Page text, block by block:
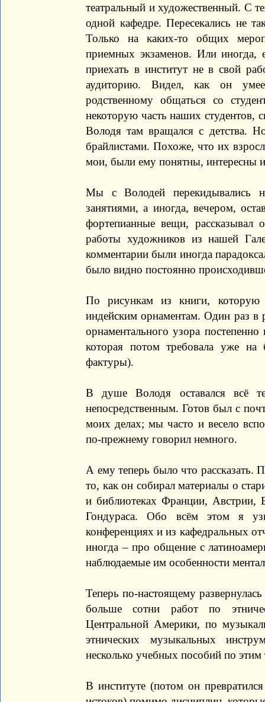
театральный и художественный. С
одной кафедре. Пересекались не
Только на каких-то общих
приемных экзаменов. Или
приехать в институт не в свой
аудиторию. Видел, как он
родственному общаться со
некоторую часть наших студентов,
Володя там вращался с детства.
брайлистами. Похоже, что их
мои, были ему понятны, интересны и
Мы с Володей перекидывались
занятиями, а иногда, вечером,
фортепианные вещи, рассказывал
работы художников из нашей
комментарии были иногда
было видно постоянно
По рисункам из книги,
индейским орнаментам. Один раз в
орнаментального узора постепенно
которая потом требовала уже
фактуры).
В душе Володя оставался всё
непосредственным. Готов был с
моих делах; мы часто и весело
по-прежнему говорил немного.
А ему теперь было что рассказать.
то, как он собирал материалы о
и библиотеках Франции, Австрии,
Гондураса. Обо всём этом я
конференциях и из кафедральных
иногда – про общение с
наблюдаемые им особенности
Теперь по-настоящему
больше сотни работ по
Центральной Америки, по
этнических музыкальных
несколько учебных пособий по
В институте (потом он